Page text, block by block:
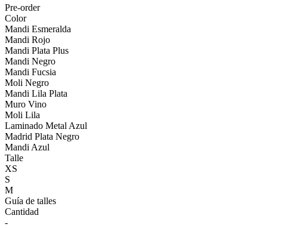
Pre-order
Color
Mandi Esmeralda
Mandi Rojo
Mandi Plata Plus
Mandi Negro
Mandi Fucsia
Moli Negro
Mandi Lila Plata
Muro Vino
Moli Lila
Laminado Metal Azul
Madrid Plata Negro
Mandi Azul
Talle
XS
S
M
Guía de talles
Cantidad
-